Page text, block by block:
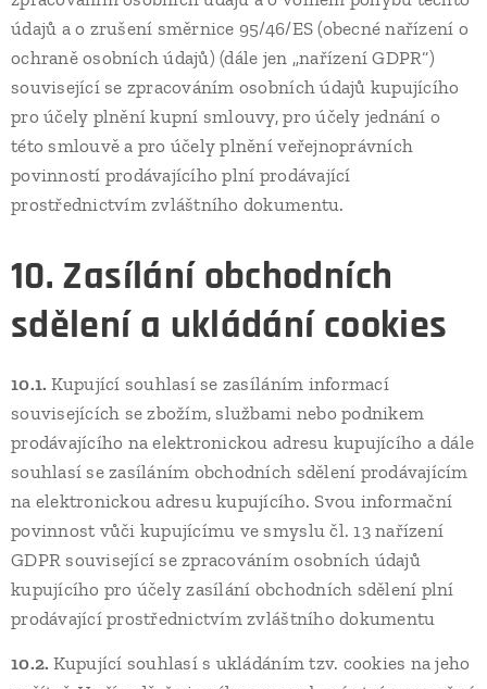
údajů a o zrušení směrnice 95/46/ES (obecné nařízení o
ochraně osobních údajů) (dále jen „nařízení GDPR“)
související se zpracováním osobních údajů kupujícího
pro účely plnění kupní smlouvy, pro účely jednání o
této smlouvě a pro účely plnění veřejnoprávních
povinností prodávajícího plní prodávající
prostřednictvím zvláštního dokumentu.
10. Zasílání obchodních
sdělení a ukládání cookies
10.1. Kupující souhlasí se zasíláním informací
souvisejících se zbožím, službami nebo podnikem
prodávajícího na elektronickou adresu kupujícího a dále
souhlasí se zasíláním obchodních sdělení prodávajícím
na elektronickou adresu kupujícího. Svou informační
povinnost vůči kupujícímu ve smyslu čl. 13 nařízení
GDPR související se zpracováním osobních údajů
kupujícího pro účely zasílání obchodních sdělení plní
prodávající prostřednictvím zvláštního dokumentu
10.2. Kupující souhlasí s ukládáním tzv. cookies na jeho